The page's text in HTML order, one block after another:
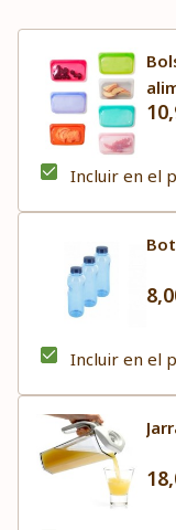
Incluir en el
Incluir en el